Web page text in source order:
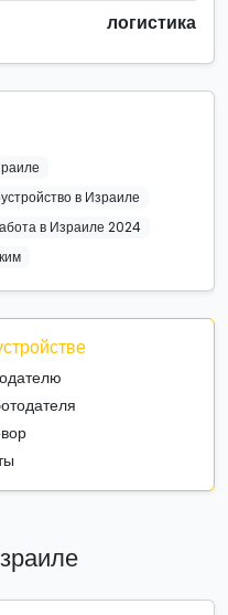
логистика
в Израиле
в Израиле 2024